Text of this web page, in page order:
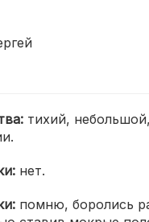
тихий,
нет.
помню, боролись